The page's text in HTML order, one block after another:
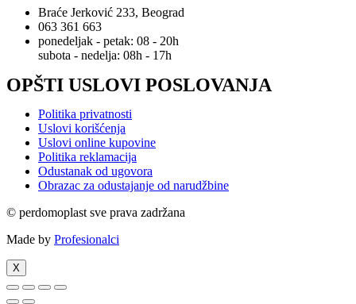
Braće Jerković 233, Beograd
063 361 663
ponedeljak - petak: 08 - 20h
subota - nedelja: 08h - 17h
OPŠTI USLOVI POSLOVANJA
Politika privatnosti
Uslovi korišćenja
Uslovi online kupovine
Politika reklamacija
Odustanak od ugovora
Obrazac za odustajanje od narudžbine
© perdomoplast sve prava zadržana
Made by Profesionalci
X